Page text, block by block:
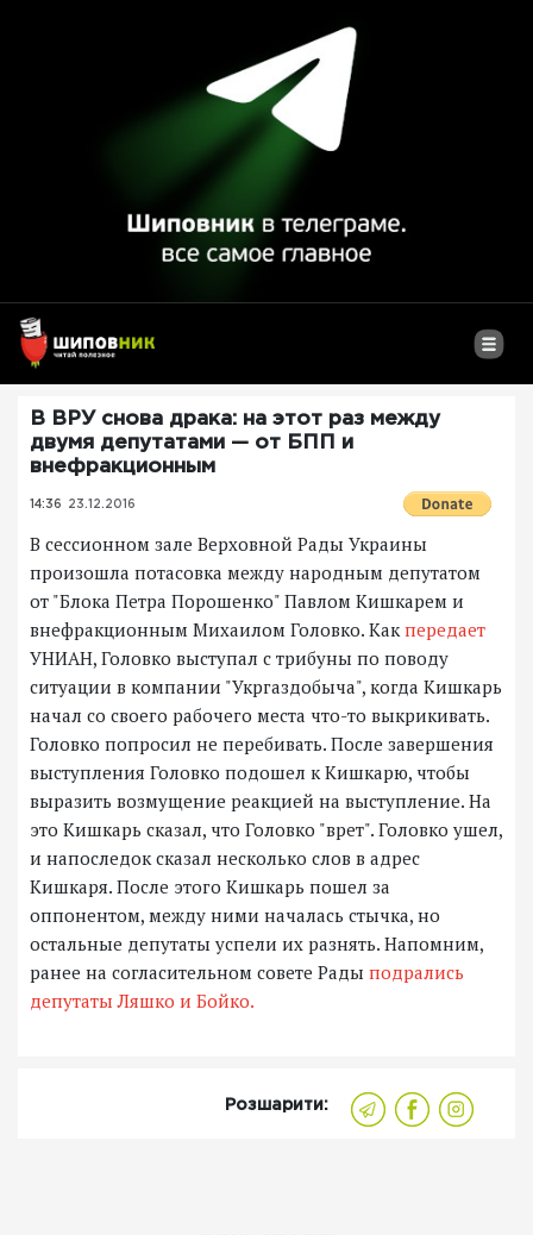
В ВРУ снова драка: на этот раз между
двумя депутатами — от БПП и
внефракционным
14:36 23.12.2016
В сессионном зале Верховной Рады Украины
произошла потасовка между народным депутатом
от "Блока Петра Порошенко" Павлом Кишкарем и
внефракционным Михаилом Головко. Какпередает
УНИАН, Головко выступал с трибуны по поводу
ситуации в компании "Укргаздобыча", когда Кишкарь
начал со своего рабочего места что-то выкрикивать.
Головко попросил не перебивать. После завершения
выступления Головко подошел к Кишкарю, чтобы
выразить возмущение реакцией на выступление. На
это Кишкарь сказал, что Головко "врет". Головко ушел,
и напоследок сказал несколько слов в адрес
Кишкаря. После этого Кишкарь пошел за
оппонентом, между ними началась стычка, но
остальные депутаты успели их разнять. Напомним,
ранее на согласительном совете Рады подрались
депутаты Ляшко и Бойко.
Розшарити: